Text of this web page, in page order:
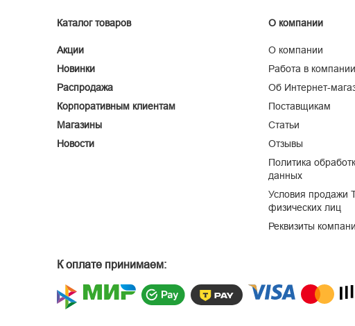
Каталог товаров
Акции
Новинки
Распродажа
Корпоративным клиентам
Магазины
Новости
О компании
О компании
Работа в компании
Об Интернет-
Поставщикам
Статьи
Отзывы
Политика
данных
Условия продажи
физических лиц
Реквизиты
К оплате принимаем: